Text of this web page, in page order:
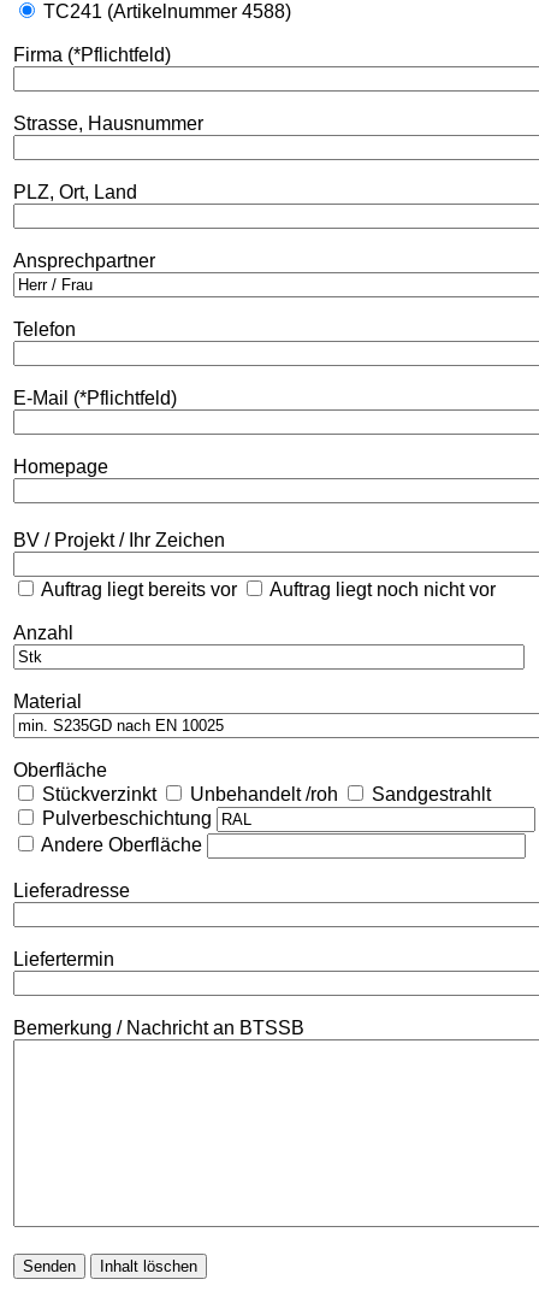
TC241 (Artikelnummer 4588)
Firma (*Pflichtfeld)
Strasse, Hausnummer
PLZ, Ort, Land
Ansprechpartner
Telefon
E-Mail (*Pflichtfeld)
Homepage
BV / Projekt / Ihr Zeichen
Auftrag liegt bereits vor Auftrag liegt noch nicht vor
Anzahl
Material
Oberfläche
Stückverzinkt
Unbehandelt /roh
Sandgestrahlt
Pulverbeschichtung
Andere Oberfläche
Lieferadresse
Liefertermin
Bemerkung / Nachricht an BTSSB